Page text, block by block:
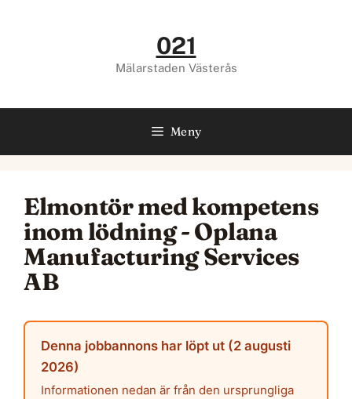
021
Mälarstaden Västerås
Meny
Elmontör med kompetens
inom lödning - Oplana
Manufacturing Services
AB
Denna jobbannons har löpt ut (2 augusti
2026)
Informationen nedan är från den ursprungliga